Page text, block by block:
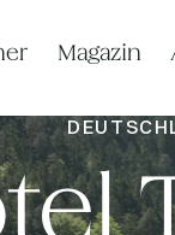
Magazin